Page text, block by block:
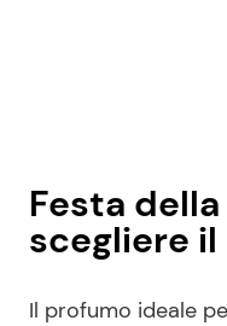
Festa
scegliere
Il profumo ideale